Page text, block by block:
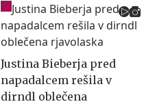
Justina Bieberja pred
napadalcem rešila v
dirndl oblečena